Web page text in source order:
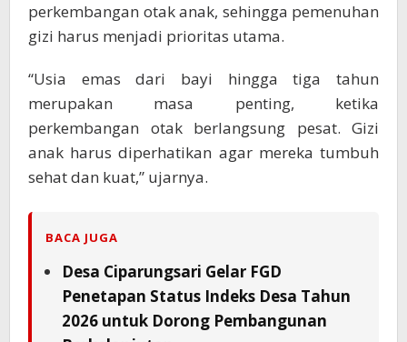
perkembangan otak anak, sehingga pemenuhan
gizi harus menjadi prioritas utama.
“Usia emas dari bayi hingga tiga tahun
merupakan masa penting, ketika
perkembangan otak berlangsung pesat. Gizi
anak harus diperhatikan agar mereka tumbuh
sehat dan kuat,” ujarnya.
BACA JUGA
Desa Ciparungsari Gelar FGD
Penetapan Status Indeks Desa Tahun
2026 untuk Dorong Pembangunan